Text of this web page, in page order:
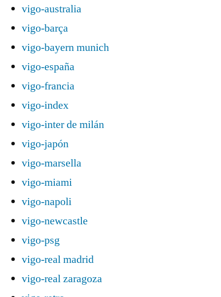
vigo-australia
vigo-barça
vigo-bayern munich
vigo-españa
vigo-francia
vigo-index
vigo-inter de milán
vigo-japón
vigo-marsella
vigo-miami
vigo-napoli
vigo-newcastle
vigo-psg
vigo-real madrid
vigo-real zaragoza